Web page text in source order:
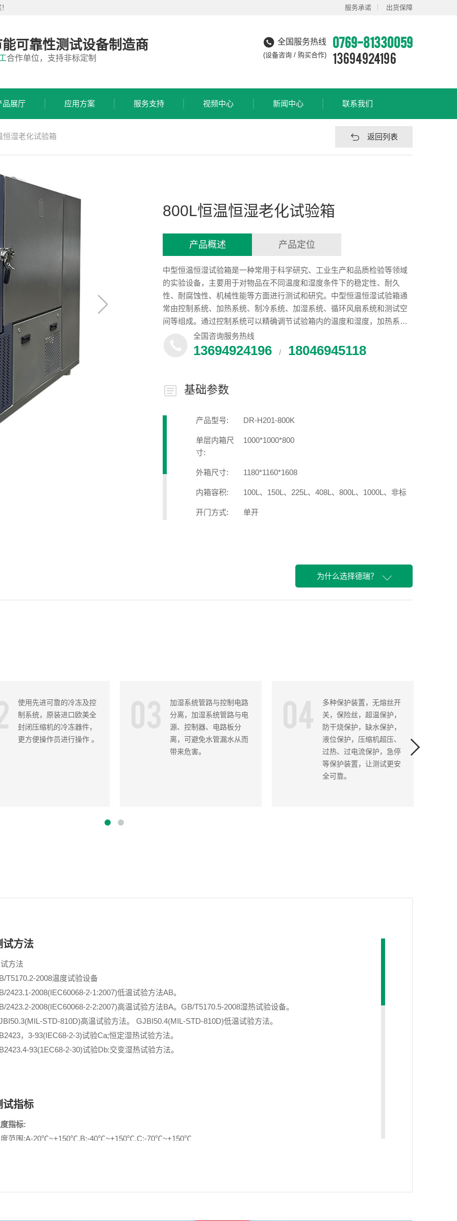
服务承诺 出货保障
能可靠性测试设备制造商
合作单位，支持非标定制
全国服务热线
(设备咨询 / 购买合作)
0769-81330059
13694924196
品展厅 应用方案 服务支持 视频中心 新闻中心 联系我们
恒湿老化试验箱 返回列表
800L恒温恒湿老化试验箱
产品概述 产品定位
中型恒温恒湿试验箱是一种常用于科学研究、工业生产和品质检验等领域
的实验设备，主要用于对物品在不同温度和湿度条件下的稳定性、耐久
性、耐腐蚀性、机械性能等方面进行测试和研究。中型恒温恒湿试验箱通
常由控制系统、加热系统、制冷系统、加湿系统、循环风扇系统和测试空
间等组成。通过控制系统可以精确调节试验箱内的温度和湿度，加热系统
和制冷系统可分别控制试验箱内的温度上升和下降，加湿系统则可以控制
试验箱内的湿度水平。循环风扇系统可以在试验箱内形成空气对流，使试
全国咨询服务热线
13694924196 / 18046945118
基础参数
产品型号: DR-H201-800K
单层内箱尺
寸:
1000*1000*800
外箱尺寸: 1180*1160*1608
内箱容积: 100L、150L、225L、408L、800L、1000L、非标
开门方式: 单开
为什么选择德瑞？
使用先进可靠的冷冻及控
制系统，原装进口欧美全
封闭压缩机的冷冻器件，
更方便操作员进行操作 。
加湿系统管路与控制电路
分离，加湿系统管路与电
源、控制器、电路板分
离，可避免水管漏水从而
带来危害。
多种保护装置，无熔丝开
关，保险丝，超温保护，
防干烧保护，缺水保护，
液位保护，压缩机超压、
过热、过电流保护，急停
等保护装置，让测试更安
全可靠。
试方法
方法
T5170.2-2008温度试验设备
2423.1-2008(IEC60068-2-1:2007)低温试验方法AB。
2423.2-2008(IEC60068-2-2:2007)高温试验方法BA。GB/T5170.5-2008湿热试验设备。
STD-810D)高温试验方法。 GJBI50.4(MIL-STD-810D)低温试验方法。
，3-93(IEC68-2-3)试验Ca;恒定湿热试验方法。
93(1EC68-2-30)试验Db:交变湿热试验方法。
试指标
指标:
范围:A-20℃~+150℃,B:-40℃~+150℃,C:-70℃~+150℃